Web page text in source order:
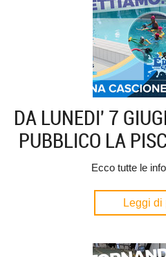
DA LUNEDI' 7
PUBBLICO LA
Ecco tutte le
Leggi di